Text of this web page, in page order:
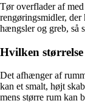
Tør overflader af
rengøringsmidler,
hængsler og greb, så
Hvilken
Det afhænger af
kan et smalt, højt
mens større rum kan